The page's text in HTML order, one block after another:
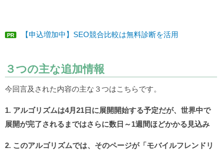
PR 【申込増加中】SEO競合比較は無料診断を活用
３つの主な追加情報
今回言及された内容の主な３つはこちらです。
1. アルゴリズムは4月21日に展開開始する予定だが、世界中で
展開が完了されるまではさらに数日～1週間ほどかかる見込み
2. このアルゴリズムでは、そのページが「モバイルフレンドリ